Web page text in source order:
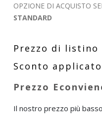
OPZIONE DI ACQUISTO
STANDARD
Il nostro prezzo più